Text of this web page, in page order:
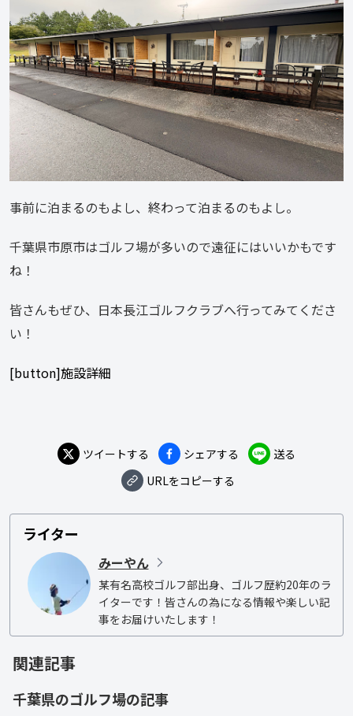
事前に泊まるのもよし、終わって泊まるのもよし。
千葉県市原市はゴルフ場が多いので遠征にはいいかもです
ね！
皆さんもぜひ、日本長江ゴルフクラブへ行ってみてくださ
い！
[button]施設詳細
ツイートする シェアする
送る
URLをコピーする
ライター
みーやん
某有名高校ゴルフ部出身、ゴルフ歴約20年のラ
イターです！皆さんの為になる情報や楽しい記
事をお届けいたします！
関連記事
千葉県のゴルフ場の記事